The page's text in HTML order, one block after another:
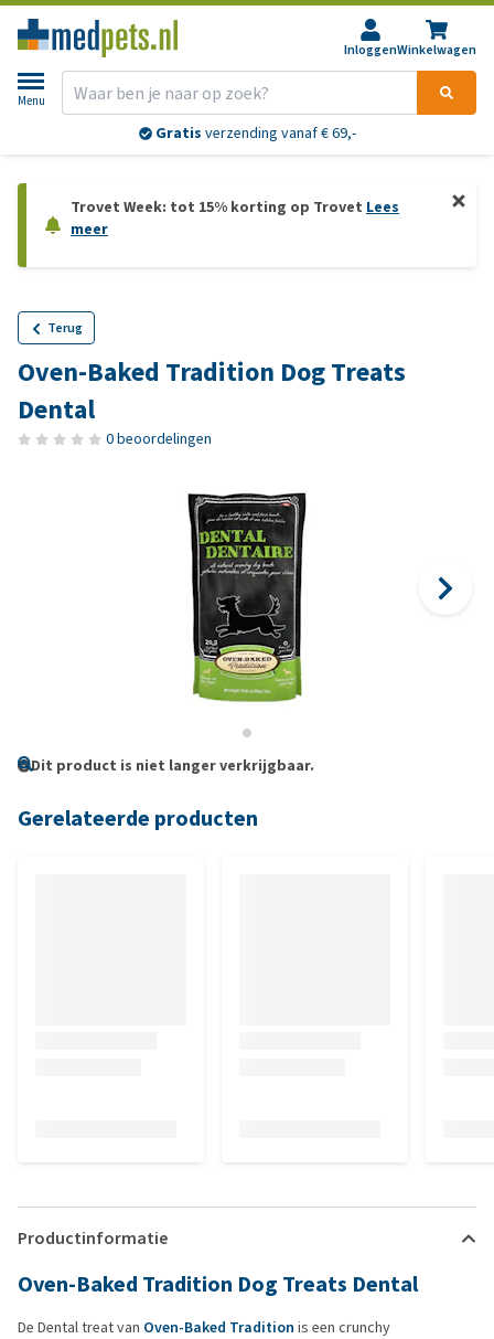
InloggenWinkelwagen
Menu
Gratis verzending vanaf € 69,-
Trovet Week: tot 15% korting op Trovet Lees
meer
Terug
Oven-Baked Tradition Dog Treats
Dental
0 beoordelingen
Dit product is niet langer verkrijgbaar.
Gerelateerde producten
Productinformatie
Oven-Baked Tradition Dog Treats Dental
De Dental treat van Oven-Baked Tradition is een crunchy